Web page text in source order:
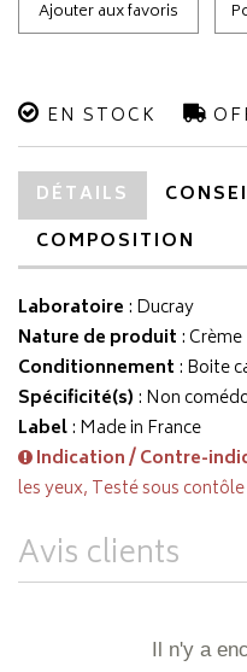
Ajouter aux favoris
EN STOCK
DÉTAILS
COMPOSITION
Laboratoire : Ducray
Nature de produit : Crème
Conditionnement : Boite
Spécificité(s) : Non
Label: Made in France
Indication / Contre-
les yeux, Testé sous
Avis clients
Il n'y a